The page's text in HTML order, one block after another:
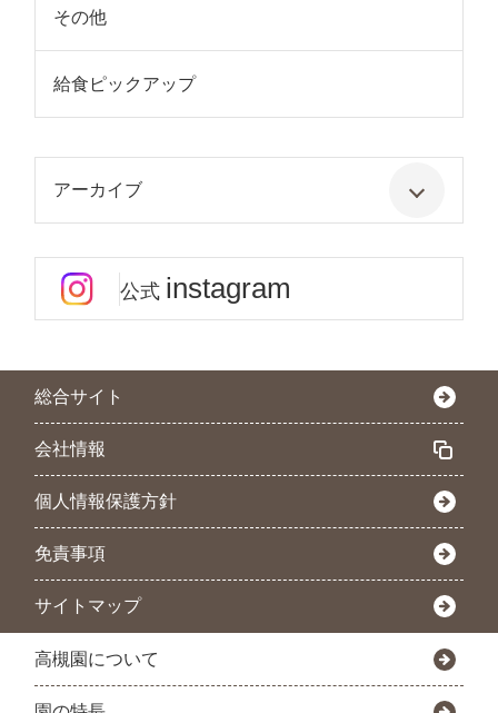
その他
給食ピックアップ
アーカイブ
公式 instagram
総合サイト
会社情報
個人情報保護方針
免責事項
サイトマップ
高槻園について